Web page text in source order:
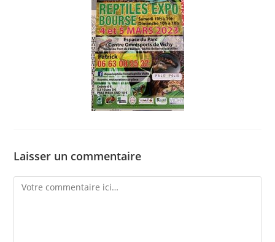
Laisser un commentaire